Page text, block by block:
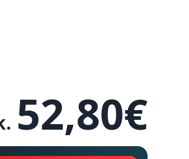
52,80€